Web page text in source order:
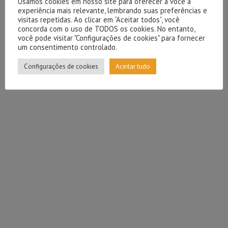
experiência mais relevante, lembrando suas preferências e
visitas repetidas. Ao clicar em “Aceitar todos”, você
concorda com o uso de TODOS os cookies. No entanto,
você pode visitar "Configurações de cookies" para fornecer
um consentimento controlado.
Configurações de cookies Aceitar tudo